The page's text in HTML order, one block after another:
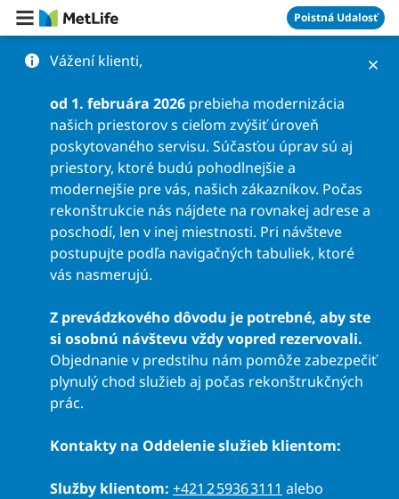
Preskočiť na obsah Poistná Udalosť
Vážení klienti,
od 1. februára 2026 prebieha modernizácia
našich priestorov s cieľom zvýšiť úroveň
poskytovaného servisu. Súčasťou úprav sú aj
priestory, ktoré budú pohodlnejšie a
modernejšie pre vás, našich zákazníkov. Počas
rekonštrukcie nás nájdete na rovnakej adrese a
poschodí, len v inej miestnosti. Pri návšteve
postupujte podľa navigačných tabuliek, ktoré
vás nasmerujú.
Z prevádzkového dôvodu je potrebné, aby ste
si osobnú návštevu vždy vopred rezervovali.
Objednanie v predstihu nám pomôže zabezpečiť
plynulý chod služieb aj počas rekonštrukčných
prác.
Kontakty na Oddelenie služieb klientom:
Služby klientom: +421 2 5936 3111 alebo